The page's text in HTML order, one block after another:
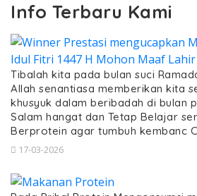
Info Terbaru Kami
Tibalah kita pada bulan suci
Allah senantiasa memberikan kita
khusyuk dalam beribadah di bulan
Salam hangat dan Tetap Belajar
Berprotein agar tumbuh kembanc
17-03-2026